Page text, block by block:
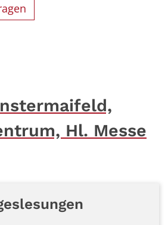
Hl. Messe